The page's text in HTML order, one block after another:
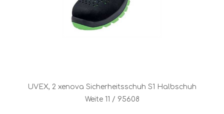
UVEX, 2 xenova Sicherheitsschuh S1 Halbschuh
Weite 11 / 95608